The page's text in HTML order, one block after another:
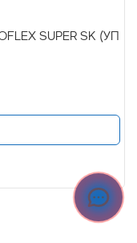
SUPER SK (УП